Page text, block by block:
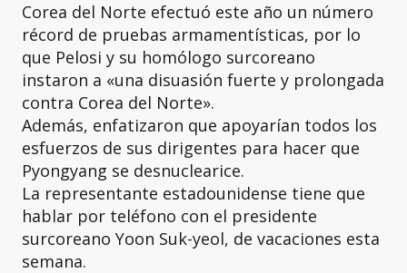
Corea del Norte efectuó este año un número
récord de pruebas armamentísticas, por lo
que Pelosi y su homólogo surcoreano
instaron a «una disuasión fuerte y prolongada
contra Corea del Norte».
Además, enfatizaron que apoyarían todos los
esfuerzos de sus dirigentes para hacer que
Pyongyang se desnuclearice.
La representante estadounidense tiene que
hablar por teléfono con el presidente
surcoreano Yoon Suk-yeol, de vacaciones esta
semana.